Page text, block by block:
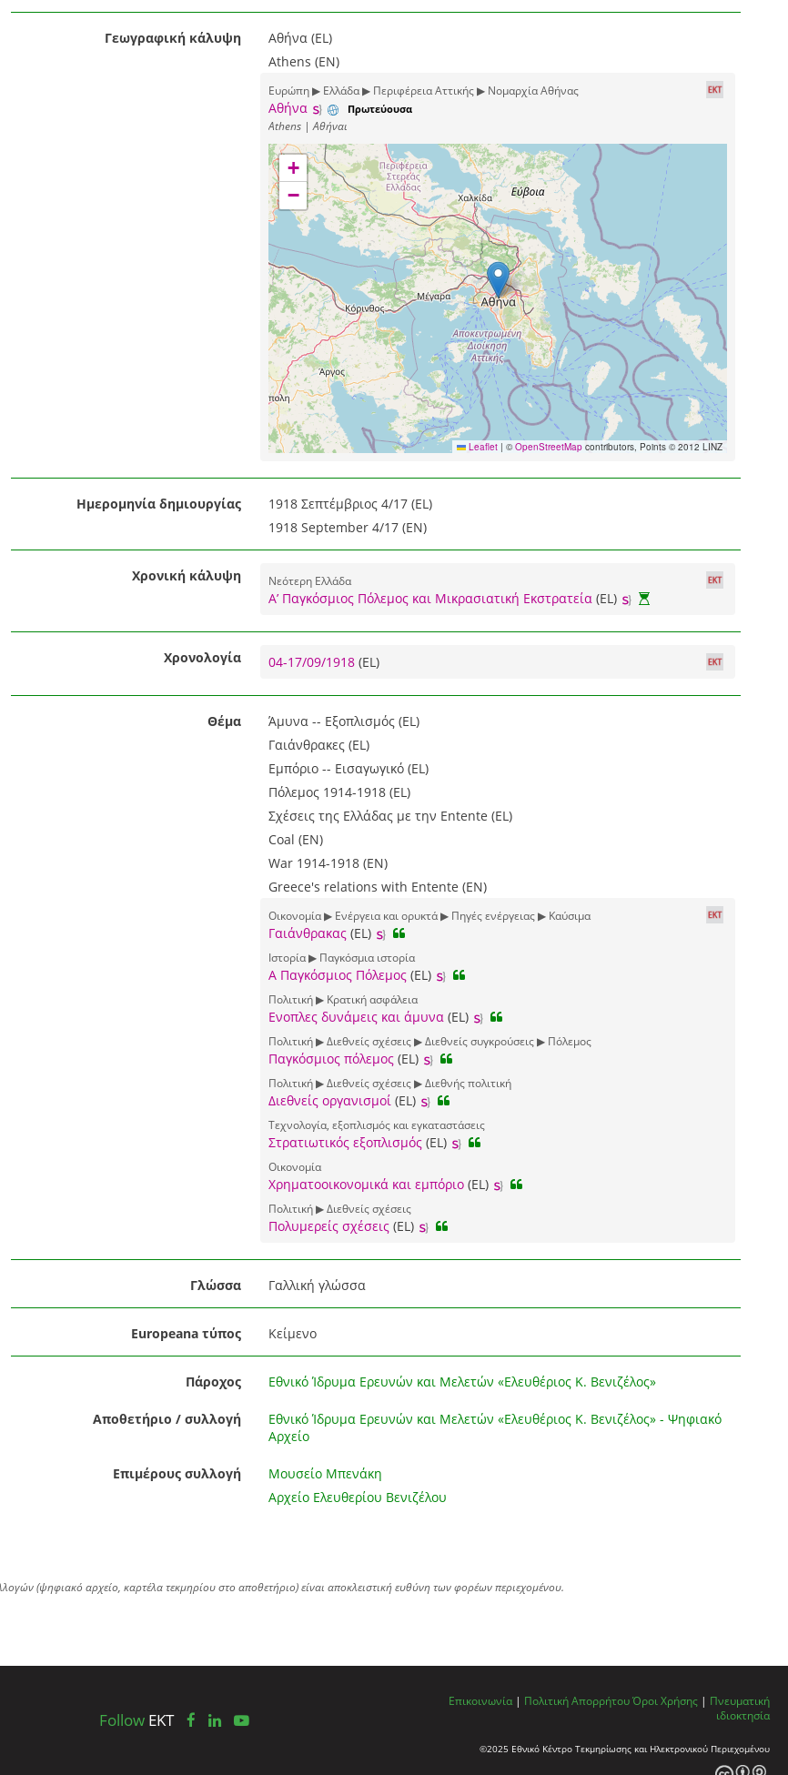
Γεωγραφική κάλυψη
Αθήνα (EL)
Athens (EN)
Ευρώπη ▶ Ελλάδα ▶ Περιφέρεια Αττικής ▶ Νομαρχία Αθήνας
Αθήνα Πρωτεύουσα
Athens | Αθήναι
+
−
Leaflet | ©OpenStreetMapcontributors, Points © 2012 LINZ
Ημερομηνία δημιουργίας
1918 Σεπτέμβριος 4/17 (EL)
1918 September 4/17 (EN)
Χρονική κάλυψη Νεότερη Ελλάδα
Α’ Παγκόσμιος Πόλεμος και Μικρασιατική Εκστρατεία(EL)
Χρονολογία 04-17/09/1918 (EL)
Θέμα
Άμυνα -- Εξοπλισμός (EL)
Γαιάνθρακες (EL)
Εμπόριο -- Εισαγωγικό (EL)
Πόλεμος 1914-1918 (EL)
Σχέσεις της Ελλάδας με την Entente (EL)
Coal (EN)
War 1914-1918 (EN)
Greece's relations with Entente (EN)
Οικονομία ▶ Ενέργεια και ορυκτά ▶ Πηγές ενέργειας ▶ Καύσιμα
Γαιάνθρακας(EL)
Ιστορία ▶ Παγκόσμια ιστορία
Α Παγκόσμιος Πόλεμος(EL)
Πολιτική ▶ Κρατική ασφάλεια
Ενοπλες δυνάμεις και άμυνα(EL)
Πολιτική ▶ Διεθνείς σχέσεις ▶ Διεθνείς συγκρούσεις ▶ Πόλεμος
Παγκόσμιος πόλεμος(EL)
Πολιτική ▶ Διεθνείς σχέσεις ▶ Διεθνής πολιτική
Διεθνείς οργανισμοί(EL)
Τεχνολογία, εξοπλισμός και εγκαταστάσεις
Στρατιωτικός εξοπλισμός(EL)
Οικονομία
Χρηματοοικονομικά και εμπόριο(EL)
Πολιτική ▶ Διεθνείς σχέσεις
Πολυμερείς σχέσεις(EL)
Γλώσσα Γαλλική γλώσσα
Europeana τύπος Κείμενο
Πάροχος Εθνικό Ίδρυμα Ερευνών και Μελετών «Ελευθέριος Κ. Βενιζέλος»
Αποθετήριο / συλλογή
Εθνικό Ίδρυμα Ερευνών και Μελετών «Ελευθέριος Κ. Βενιζέλος» - Ψηφιακό
Αρχείο
Επιμέρους συλλογή
Μουσείο Μπενάκη
Αρχείο Ελευθερίου Βενιζέλου
(ψηφιακό αρχείο, καρτέλα τεκμηρίου στο αποθετήριο) είναι αποκλειστική ευθύνη των φορέων περιεχομένου.
FollowEKT
Επικοινωνία | Πολιτική ΑπορρήτουΌροι Χρήσης | Πνευματική
ιδιοκτησία
©2025 Εθνικό Κέντρο Τεκμηρίωσης και Ηλεκτρονικού Περιεχομένου